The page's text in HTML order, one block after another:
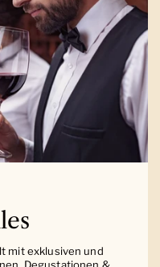
mit exklusiven und
Degustationen &